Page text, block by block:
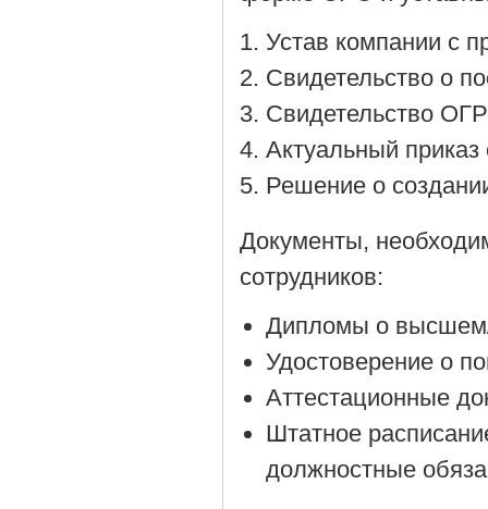
Устав компании с
Cвидетельство о
Cвидетельство
Актуальный приказ
Решение о
Документы,
сотрудников:
Дипломы о
Удостоверение о
Аттестационные
Штатное
должностные